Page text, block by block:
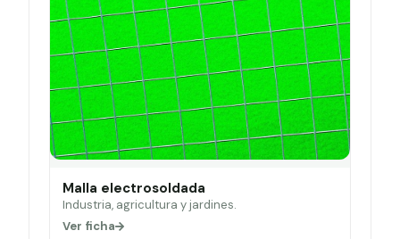
Malla electrosoldada
Industria, agricultura y jardines.
Ver ficha